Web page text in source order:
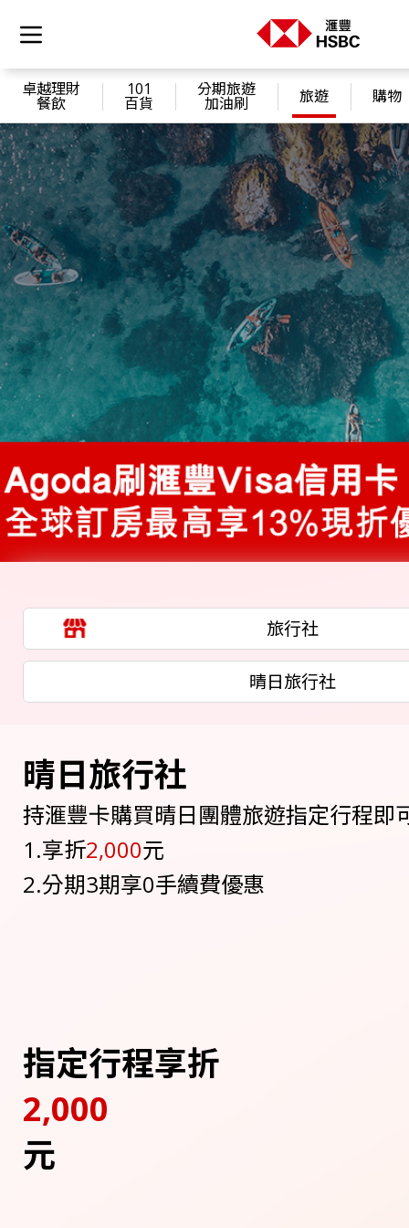
卓越理財
餐飲
101
百貨
分期旅遊
加油刷 旅遊 購物
旅行社
晴日旅行社
晴日旅行社
持滙豐卡購買晴日團體旅遊指定行程即
1.享折2,000元
2.分期3期享0手續費優惠
指定行程享折
2,000
元